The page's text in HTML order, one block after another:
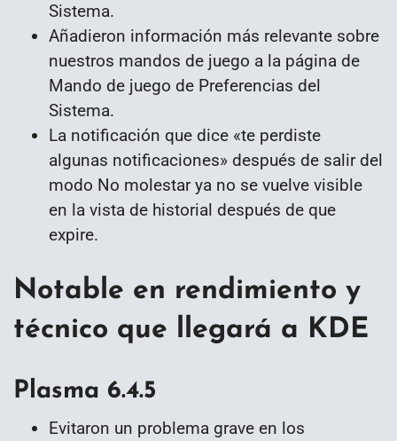
Sistema.
Añadieron información más relevante sobre
nuestros mandos de juego a la página de
Mando de juego de Preferencias del
Sistema.
La notificación que dice «te perdiste
algunas notificaciones» después de salir del
modo No molestar ya no se vuelve visible
en la vista de historial después de que
expire.
Notable en rendimiento y
técnico que llegará a KDE
Plasma 6.4.5
Evitaron un problema grave en los